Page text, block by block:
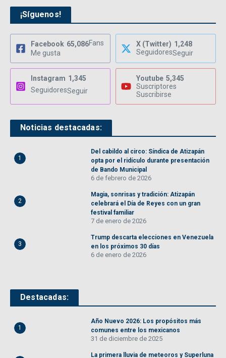
¡Síguenos!
Facebook 65,086Fans
Me gusta
X (Twitter) 1,248
SeguidoresSeguir
Instagram 1,345
SeguidoresSeguir
Youtube 5,345
Suscriptores
Suscribirse
Noticias destacadas:
1
Del cabildo al circo: Síndica de Atizapán
opta por el ridículo durante presentación
de Bando Municipal
6 de febrero de 2026
2
Magia, sonrisas y tradición: Atizapán
celebrará el Día de Reyes con un gran
festival familiar
7 de enero de 2026
3
Trump descarta elecciones en Venezuela
en los próximos 30 días
6 de enero de 2026
Destacadas:
1
Año Nuevo 2026: Los propósitos más
comunes entre los mexicanos
31 de diciembre de 2025
La primera lluvia de meteoros y Superluna